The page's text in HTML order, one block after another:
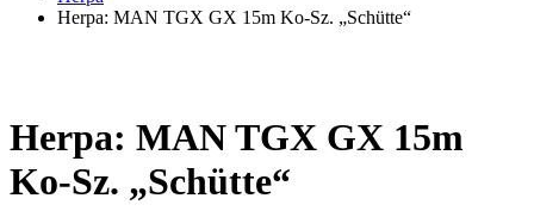
Herpa: MAN TGX GX 15m Ko-Sz. „Schütte“
Herpa: MAN TGX GX 15m
Ko-Sz. „Schütte“